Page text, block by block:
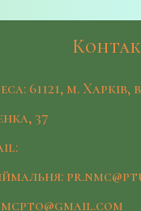
61121, м. Харків,
37